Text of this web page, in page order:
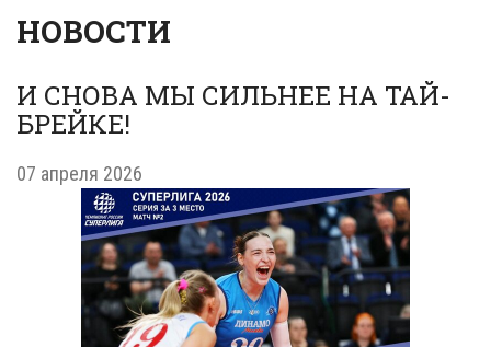
НОВОСТИ
И СНОВА МЫ СИЛЬНЕЕ НА ТАЙ-
БРЕЙКЕ!
07 апреля 2026